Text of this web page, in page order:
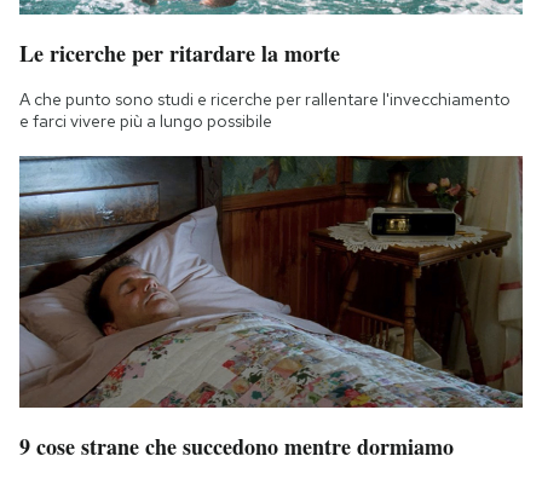
Le ricerche per ritardare la morte
A che punto sono studi e ricerche per rallentare l'invecchiamento
e farci vivere più a lungo possibile
9 cose strane che succedono mentre dormiamo